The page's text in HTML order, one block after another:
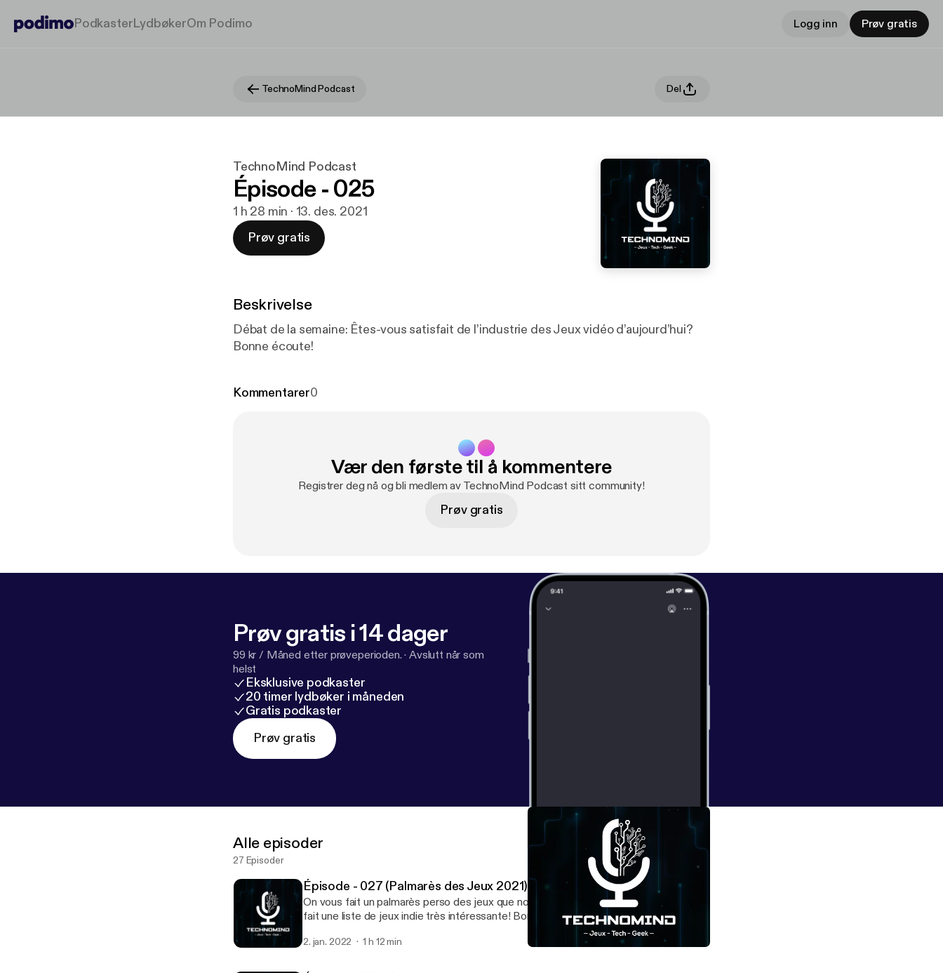
PodkasterLydbøkerOm Podimo Logg inn Prøv gratis
TechnoMind Podcast Del
TechnoMind Podcast
Épisode - 025
1 h 28 min · 13. des. 2021
Prøv gratis
Beskrivelse
Débat de la semaine: Êtes-vous satisfait de l’industrie des Jeux vidéo d’aujourd’hui?
Bonne écoute!
Kommentarer0
Vær den første til å kommentere
Registrer deg nå og bli medlem av TechnoMind Podcast sitt community!
Prøv gratis
Prøv gratis i 14 dager
99 kr / Måned etter prøveperioden. ·Avslutt når som
helst
Eksklusive podkaster
20 timer lydbøker i måneden
Gratis podkaster
Prøv gratis
Alle episoder
27 Episoder
Épisode - 027 (Palmarès des Jeux 2021)
On vous fait un palmarès perso des jeux que nous avons joué en 2021. Max vous a
fait une liste de jeux indie très intéressante! Bonne écoute!
2. jan. 2022 1 h 12 min